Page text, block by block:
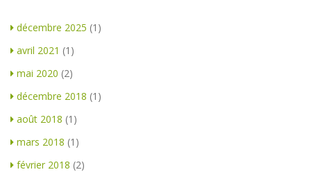
décembre 2025 (1)
avril 2021 (1)
mai 2020 (2)
décembre 2018 (1)
août 2018 (1)
mars 2018 (1)
février 2018 (2)